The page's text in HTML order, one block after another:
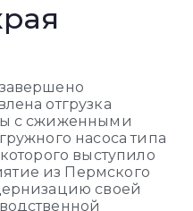
отгрузка
с сжиженными
насоса типа
выступило
из Пермского
своей